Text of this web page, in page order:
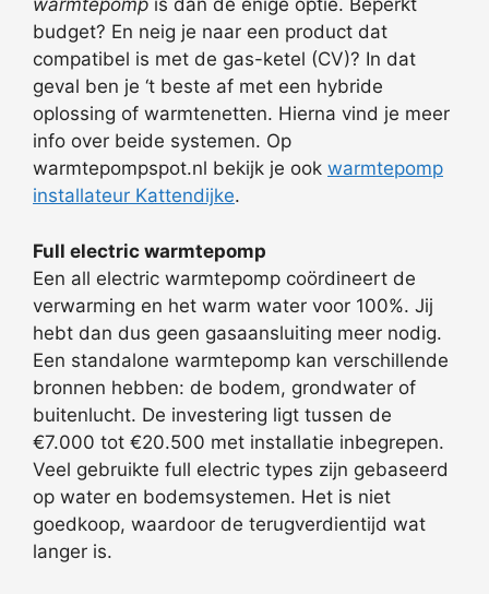
warmtepomp is dan de enige optie. Beperkt
budget? En neig je naar een product dat
compatibel is met de gas-ketel (CV)? In dat
geval ben je ‘t beste af met een hybride
oplossing of warmtenetten. Hierna vind je meer
info over beide systemen. Op
warmtepompspot.nl bekijk je ook warmtepomp
installateur Kattendijke.
Full electric warmtepomp
Een all electric warmtepomp coördineert de
verwarming en het warm water voor 100%. Jij
hebt dan dus geen gasaansluiting meer nodig.
Een standalone warmtepomp kan verschillende
bronnen hebben: de bodem, grondwater of
buitenlucht. De investering ligt tussen de
€7.000 tot €20.500 met installatie inbegrepen.
Veel gebruikte full electric types zijn gebaseerd
op water en bodemsystemen. Het is niet
goedkoop, waardoor de terugverdientijd wat
langer is.